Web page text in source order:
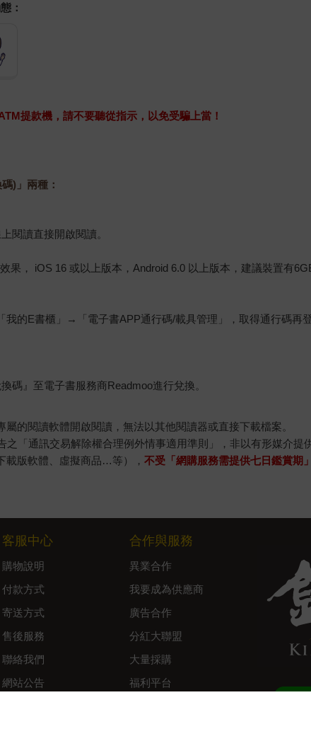
：
提款機，請不要聽從指示，以免受騙上當！
)」兩種：
閱讀直接開啟閱讀。
果， iOS 16 或以上版本，Android 6.0 以上版本，建議裝置有
的E書櫃」→「電子書APP通行碼/載具管理」，取得通行碼再
』至電子書服務商Readmoo進行兌換。
的閱讀軟體開啟閱讀，無法以其他閱讀器或直接下載檔案。
「通訊交易解除權合理例外情事適用準則」，非以有形媒介提
載版軟體、虛擬商品…等）， 不受「網購服務需提供七日鑑賞期
客服中心
購物說明
付款方式
寄送方式
售後服務
聯絡我們
網站公告
合作與服務
異業合作
我要成為供應商
廣告合作
分紅大聯盟
大量採購
福利平台